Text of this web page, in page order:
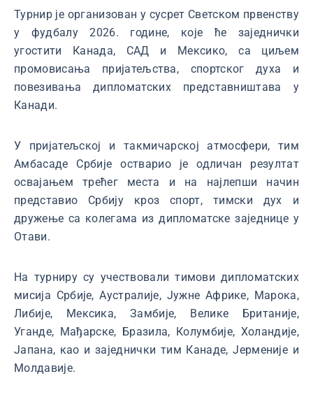
Турнир је организован у сусрет Светском првенству
у фудбалу 2026. године, које ће заједнички
угостити Канада, САД и Мексико, са циљем
промовисања пријатељства, спортског духа и
повезивања дипломатских представништава у
Канади.
У пријатељској и такмичарској атмосфери, тим
Амбасаде Србије остварио је одличан резултат
освајањем трећег места и на најлепши начин
представио Србију кроз спорт, тимски дух и
дружење са колегама из дипломатске заједнице у
Отави.
На турниру су учествовали тимови дипломатских
мисија Србије, Аустралије, Јужне Африке, Марока,
Либије, Мексика, Замбије, Велике Британије,
Уганде, Мађарске, Бразила, Колумбије, Холандије,
Јапана, као и заједнички тим Канаде, Јерменије и
Молдавије.